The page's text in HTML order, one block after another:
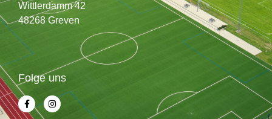
Wittlerdamm 42
48268 Greven
Folge uns